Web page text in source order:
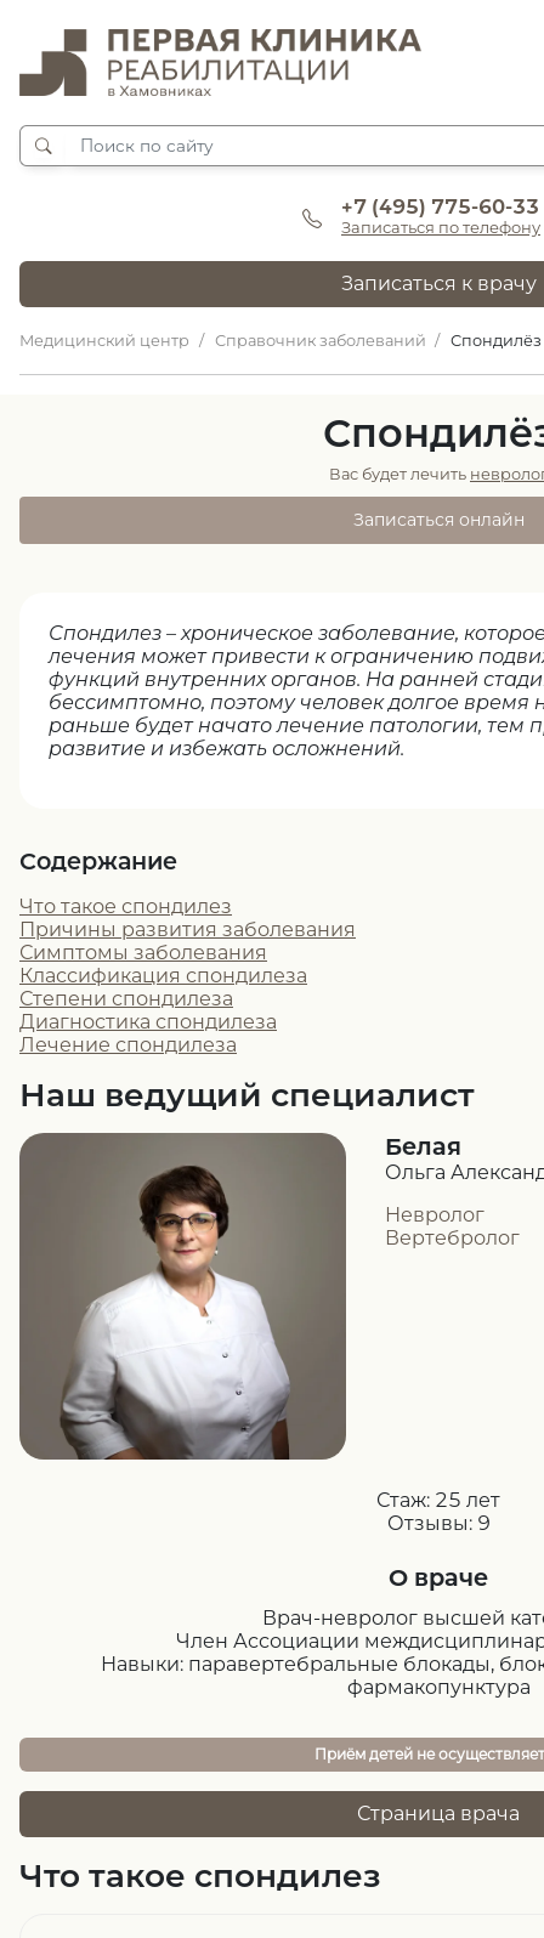
+7 (495) 775-60-33
Записаться по телефону
Записаться к врачу
Медицинский центр Справочник заболеваний Спондилёз
Вас будет лечить
Записаться онлайн
Спондилез – хроническое заболевание,
лечения может привести к ограничению
функций внутренних органов. На ранней
бессимптомно, поэтому человек долгое время
раньше будет начато лечение патологии, тем
развитие и избежать осложнений.
Содержание
Что такое спондилез
Причины развития заболевания
Симптомы заболевания
Классификация спондилеза
Степени спондилеза
Диагностика спондилеза
Лечение спондилеза
Наш ведущий специалист
Белая
Ольга
Невролог
Вертебролог
Стаж: 25 лет
Отзывы: 9
О враче
Врач-невролог высшей
Член Ассоциации
Навыки: паравертебральные блокады,
фармакопунктура
Приём детей не
Страница врача
Что такое спондилез